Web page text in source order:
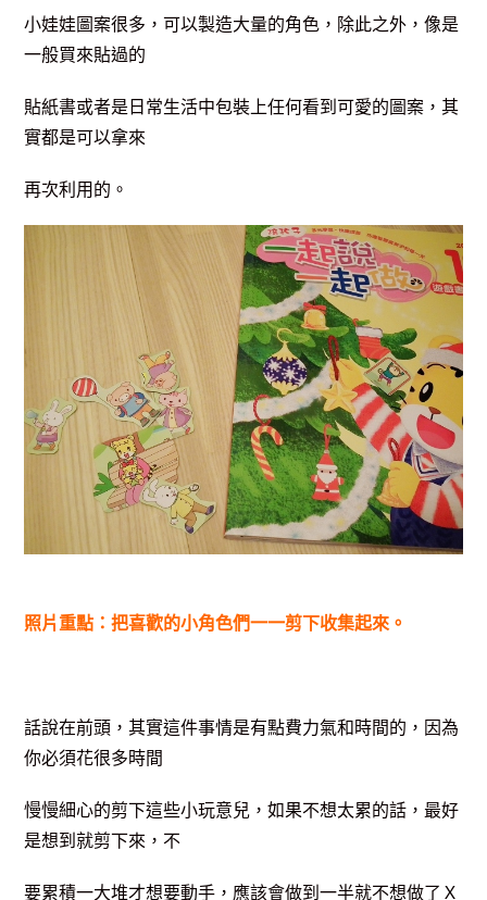
小娃娃圖案很多，可以製造大量的角色，除此之外，像是
一般買來貼過的
貼紙書或者是日常生活中包裝上任何看到可愛的圖案，其
實都是可以拿來
再次利用的。
照片重點：把喜歡的小角色們一一剪下收集起來。
話說在前頭，其實這件事情是有點費力氣和時間的，因為
你必須花很多時間
慢慢細心的剪下這些小玩意兒，如果不想太累的話，最好
是想到就剪下來，不
要累積一大堆才想要動手，應該會做到一半就不想做了Ｘ